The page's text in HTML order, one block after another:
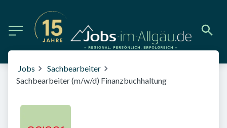
Jobs
Sachbearbeiter
Sachbearbeiter (m/w/d) Finanzbuchhaltung